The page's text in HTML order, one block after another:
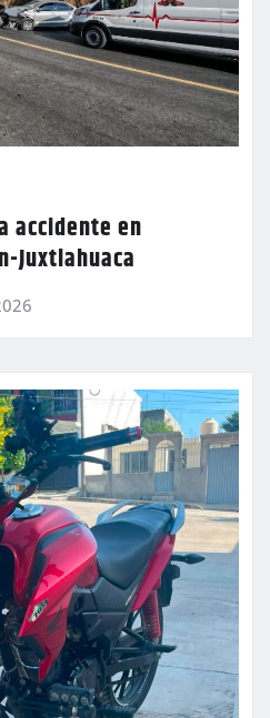
accidente en
Juxtlahuaca